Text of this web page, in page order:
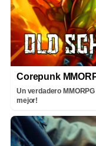
Corepunk
Un verdadero
mejor!